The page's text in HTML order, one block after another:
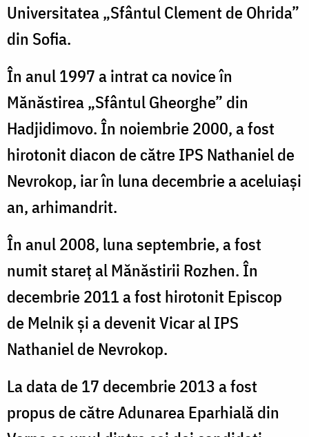
Universitatea „Sfântul Clement de Ohrida”
din Sofia.
În anul 1997 a intrat ca novice în
Mănăstirea „Sfântul Gheorghe” din
Hadjidimovo. În noiembrie 2000, a fost
hirotonit diacon de către IPS Nathaniel de
Nevrokop, iar în luna decembrie a aceluiași
an, arhimandrit.
În anul 2008, luna septembrie, a fost
numit stareț al Mănăstirii Rozhen. În
decembrie 2011 a fost hirotonit Episcop
de Melnik și a devenit Vicar al IPS
Nathaniel de Nevrokop.
La data de 17 decembrie 2013 a fost
propus de către Adunarea Eparhială din